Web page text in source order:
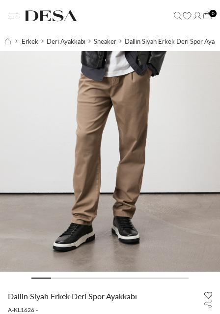
0
Erkek Deri Ayakkabı Sneaker Dallin Siyah Erkek Deri Spor
Dallin Siyah Erkek Deri Spor Ayakkabı
A-KL1626 -